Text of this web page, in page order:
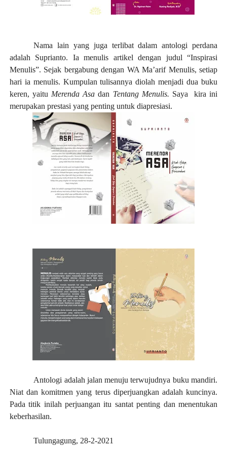
Nama lain yang juga terlibat dalam antologi perdana
adalah Suprianto. Ia menulis artikel dengan judul “Inspirasi
Menulis”. Sejak bergabung dengan WA Ma’arif Menulis, setiap
hari ia menulis. Kumpulan tulisannya diolah menjadi dua buku
keren, yaitu Merenda Asadan Tentang Menulis. Saya
kira ini
merupakan prestasi yang penting untuk diapresiasi.
Antologi adalah jalan menuju terwujudnya buku mandiri.
Niat dan komitmen yang terus diperjuangkan adalah kuncinya.
Pada titik inilah perjuangan itu santat penting dan menentukan
keberhasilan.
Tulungagung, 28-2-2021